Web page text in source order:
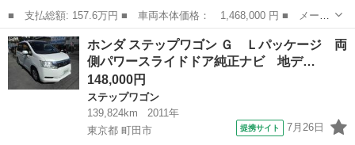
■ 支払総額: 157.6万円 ■ 車両本体価格： 1,468,000 円 ■ メーカ
ー名： ホンダ ■ 車種名： ステップワゴンスパーダ ■ グレード
名： スパーダアドバンスパッケージβ 禁煙車 ワンオーナー 点検
パック...
埼玉 越谷市 ステップワゴン
ホンダ ステップワゴン Ｇ Ｌパッケージ 両
側パワースライドドア純正ナビ 地デ…
148,000円
ステップワゴン
139,824km
2011年
東京都 町田市
提携サイト 7月26日